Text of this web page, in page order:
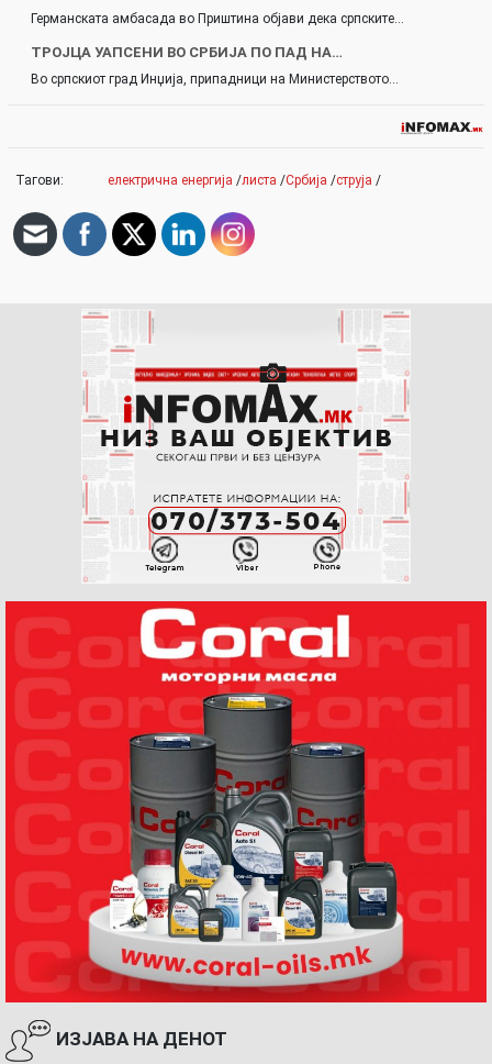
Германската амбасада во Приштина објави дека српските…
ТРОЈЦА УАПСЕНИ ВО СРБИЈА ПО ПАД НА…
Во српскиот град Инџија, припадници на Министерството…
Тагови: електрична енергија /листа /Србија /струја /
ИЗЈАВА НА ДЕНОТ